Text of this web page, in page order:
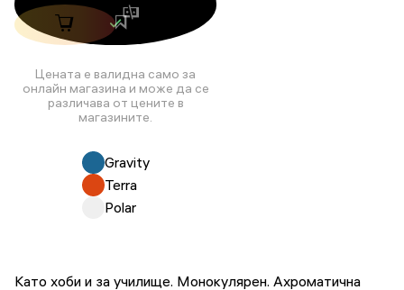
Цената е валидна само за
онлайн магазина и може да се
различава от цените в
магазините.
Gravity
Terra
Polar
Като хоби и за училище. Монокулярен. Ахроматична